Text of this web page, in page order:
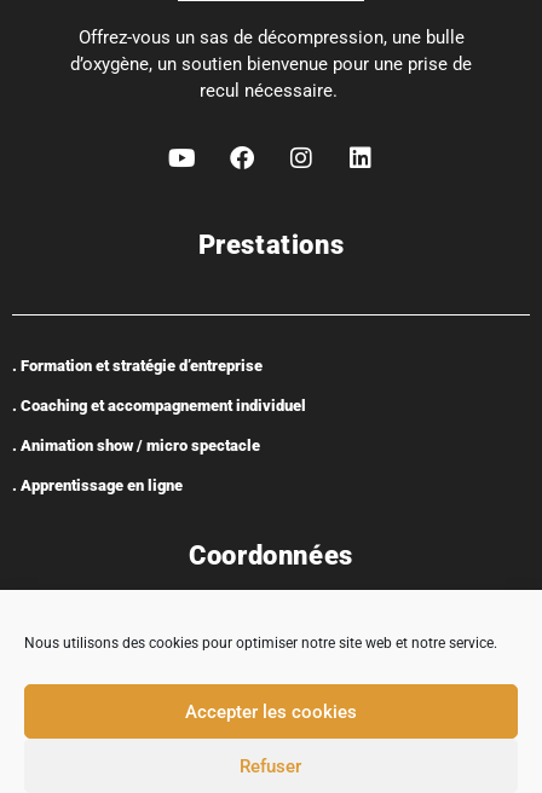
Nous utilisons des cookies pour optimiser notre site web et notre service.
Accepter les cookies
Refuser
Offrez-vous un sas de décompression, une bulle
d’oxygène, un soutien bienvenue pour une prise de
recul nécessaire.
Prestations
. Formation et stratégie d’entreprise
. Coaching et accompagnement individuel
. Animation show / micro spectacle
. Apprentissage en ligne
Coordonnées
Adresse : 5 rue Encabane, 32430 Cologne
contact@tremplincarriere.com